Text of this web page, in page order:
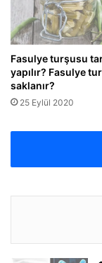
Fasulye turşusu
yapılır? Fasulye
saklanır?
25 Eylül 2020